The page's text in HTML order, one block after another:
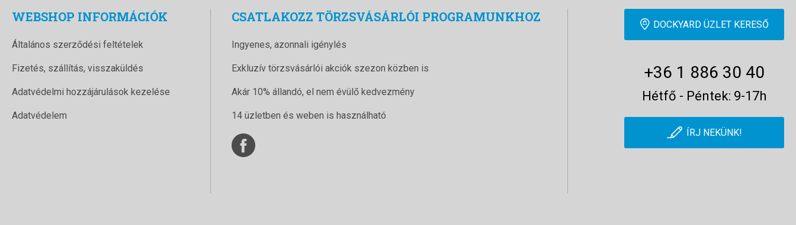
WEBSHOP INFORMÁCIÓK
Általános szerződési feltételek
Fizetés, szállítás, visszaküldés
Adatvédelmi hozzájárulások kezelése
Adatvédelem
CSATLAKOZZ TÖRZSVÁSÁRLÓI PROGRAMUNKHOZ
Ingyenes, azonnali igénylés
Exkluzív törzsvásárlói akciók szezon közben is
Akár 10% állandó, el nem évülő kedvezmény
14 üzletben és weben is használható
DOCKYARD ÜZLET KERESŐ
+36 1 886 30 40
Hétfő - Péntek: 9-17h
ÍRJ NEKÜNK!